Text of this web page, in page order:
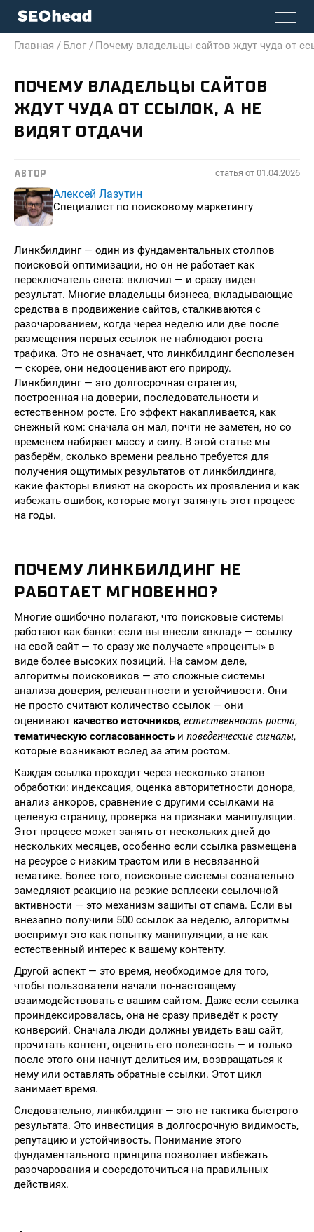
Главная / Блог / Почему владельцы сайтов ждут чуда от
ПОЧЕМУ ВЛАДЕЛЬЦЫ САЙТОВ
ЖДУТ ЧУДА ОТ ССЫЛОК, А НЕ
ВИДЯТ ОТДАЧИ
АВТОР статья от 01.04.2026
Алексей Лазутин
Специалист по поисковому маркетингу
Линкбилдинг — один из фундаментальных столпов
поисковой оптимизации, но он не работает как
переключатель света: включил — и сразу виден
результат. Многие владельцы бизнеса, вкладывающие
средства в продвижение сайтов, сталкиваются с
разочарованием, когда через неделю или две после
размещения первых ссылок не наблюдают роста
трафика. Это не означает, что линкбилдинг бесполезен
— скорее, они недооценивают его природу.
Линкбилдинг — это долгосрочная стратегия,
построенная на доверии, последовательности и
естественном росте. Его эффект накапливается, как
снежный ком: сначала он мал, почти не заметен, но со
временем набирает массу и силу. В этой статье мы
разберём, сколько времени реально требуется для
получения ощутимых результатов от линкбилдинга,
какие факторы влияют на скорость их проявления и как
избежать ошибок, которые могут затянуть этот процесс
на годы.
ПОЧЕМУ ЛИНКБИЛДИНГ НЕ
РАБОТАЕТ МГНОВЕННО?
Многие ошибочно полагают, что поисковые системы
работают как банки: если вы внесли «вклад» — ссылку
на свой сайт — то сразу же получаете «проценты» в
виде более высоких позиций. На самом деле,
алгоритмы поисковиков — это сложные системы
анализа доверия, релевантности и устойчивости. Они
не просто считают количество ссылок — они
оценивают качество источников, естественность роста,
тематическую согласованность и поведенческие сигналы,
которые возникают вслед за этим ростом.
Каждая ссылка проходит через несколько этапов
обработки: индексация, оценка авторитетности донора,
анализ анкоров, сравнение с другими ссылками на
целевую страницу, проверка на признаки манипуляции.
Этот процесс может занять от нескольких дней до
нескольких месяцев, особенно если ссылка размещена
на ресурсе с низким трастом или в несвязанной
тематике. Более того, поисковые системы сознательно
замедляют реакцию на резкие всплески ссылочной
активности — это механизм защиты от спама. Если вы
внезапно получили 500 ссылок за неделю, алгоритмы
воспримут это как попытку манипуляции, а не как
естественный интерес к вашему контенту.
Другой аспект — это время, необходимое для того,
чтобы пользователи начали по-настоящему
взаимодействовать с вашим сайтом. Даже если ссылка
проиндексировалась, она не сразу приведёт к росту
конверсий. Сначала люди должны увидеть ваш сайт,
прочитать контент, оценить его полезность — и только
после этого они начнут делиться им, возвращаться к
нему или оставлять обратные ссылки. Этот цикл
занимает время.
Следовательно, линкбилдинг — это не тактика быстрого
результата. Это инвестиция в долгосрочную видимость,
репутацию и устойчивость. Понимание этого
фундаментального принципа позволяет избежать
разочарования и сосредоточиться на правильных
действиях.